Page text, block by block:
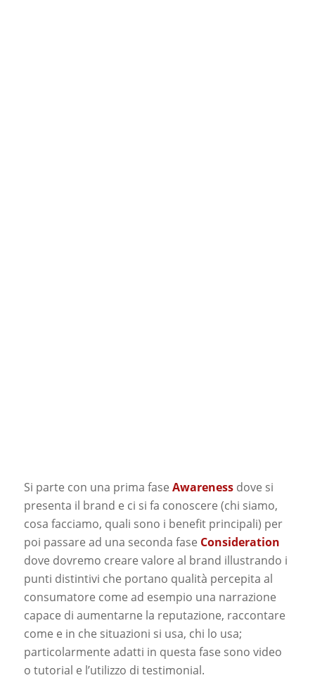
Si parte con una prima fase Awarenessdove si
presenta il brand e ci si fa conoscere (chi siamo,
cosa facciamo, quali sono i benefit principali) per
poi passare ad una seconda fase Consideration
dove dovremo creare valore al brand illustrando i
punti distintivi che portano qualità percepita al
consumatore come ad esempio una narrazione
capace di aumentarne la reputazione, raccontare
come e in che situazioni si usa, chi lo usa;
particolarmente adatti in questa fase sono video
o tutorial e l’utilizzo di testimonial.